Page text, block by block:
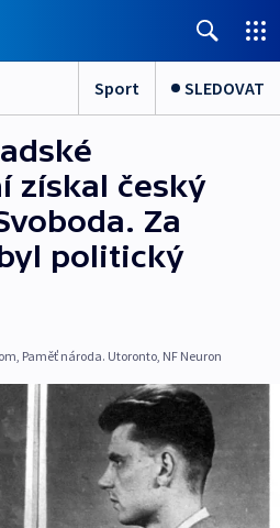
Sport SLEDOVAT
získal český
Za
politický
, Paměť národa. Utoronto, NF Neuron